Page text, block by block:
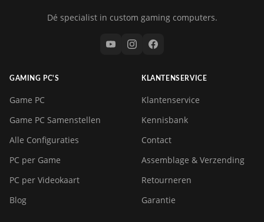
Dé specialist in custom gaming computers.
GAMING PC'S
Game PC
Game PC Samenstellen
Alle Configuraties
PC per Game
PC per Videokaart
Blog
KLANTENSERVICE
Klantenservice
Kennisbank
Contact
Assemblage & Verzending
Retourneren
Garantie